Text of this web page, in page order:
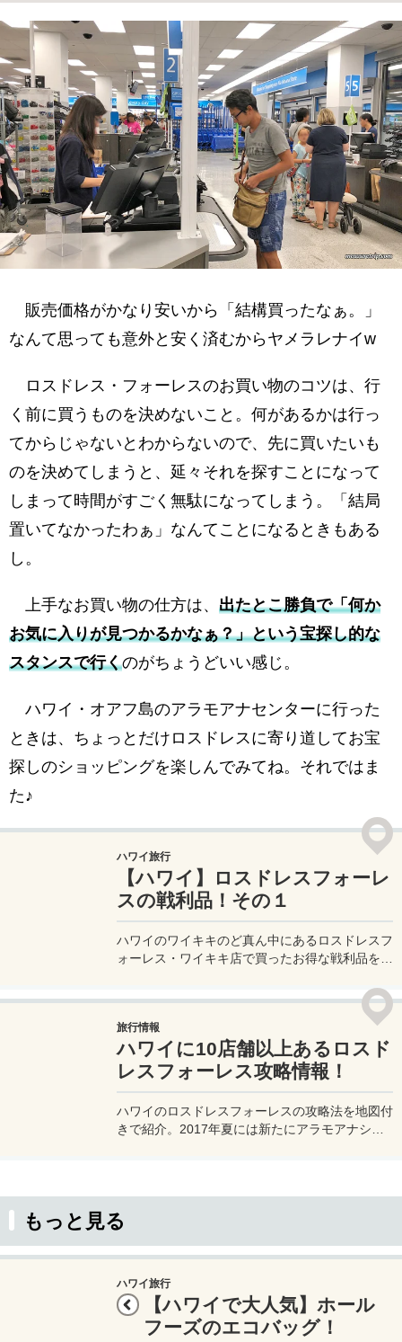
販売価格がかなり安いから「結構買ったなぁ。」
なんて思っても意外と安く済むからヤメラレナイw
ロスドレス・フォーレスのお買い物のコツは、行
く前に買うものを決めないこと。何があるかは行っ
てからじゃないとわからないので、先に買いたいも
のを決めてしまうと、延々それを探すことになって
しまって時間がすごく無駄になってしまう。「結局
置いてなかったわぁ」なんてことになるときもある
し。
上手なお買い物の仕方は、 出たとこ勝負で「何か
お気に入りが見つかるかなぁ？」という宝探し的な
スタンスで行くのがちょうどいい感じ。
ハワイ・オアフ島のアラモアナセンターに行った
ときは、ちょっとだけロスドレスに寄り道してお宝
探しのショッピングを楽しんでみてね。それではま
た♪
ハワイ旅行
【ハワイ】ロスドレスフォーレ
スの戦利品！その１
ハワイのワイキキのど真ん中にあるロスドレスフ
ォーレス・ワイキキ店で買ったお得な戦利品を紹
旅行情報
ハワイに10店舗以上あるロスド
レスフォーレス攻略情報！
ハワイのロスドレスフォーレスの攻略法を地図付
きで紹介。2017年夏には新たにアラモアナショ
もっと見る
ハワイ旅行
【ハワイで大人気】ホール
フーズのエコバッグ！